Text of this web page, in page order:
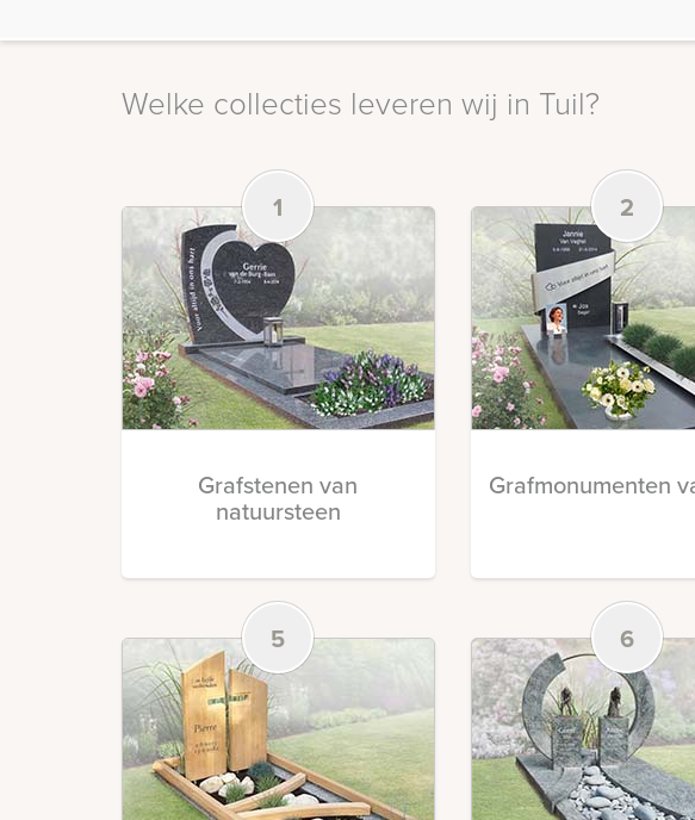
Welke collecties leveren wij in Tuil?
1
Grafstenen van
natuursteen
2
Grafmonumenten
5 6